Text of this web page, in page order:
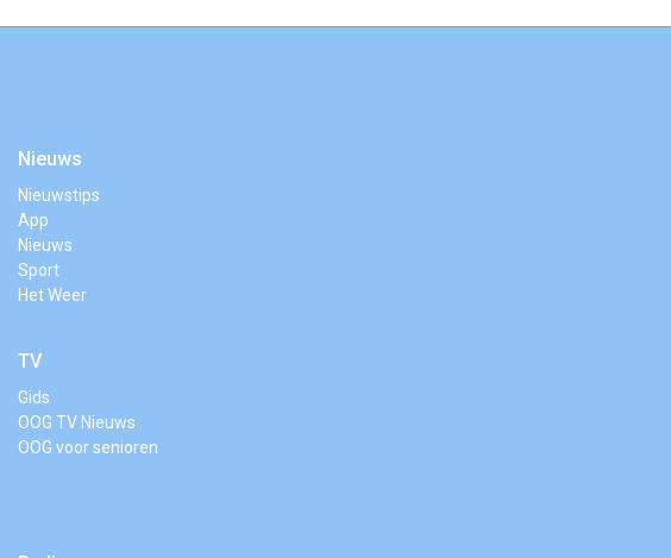
Nieuws
Nieuwstips
App
Nieuws
Sport
Het Weer
TV
Gids
OOG TV Nieuws
OOG voor senioren